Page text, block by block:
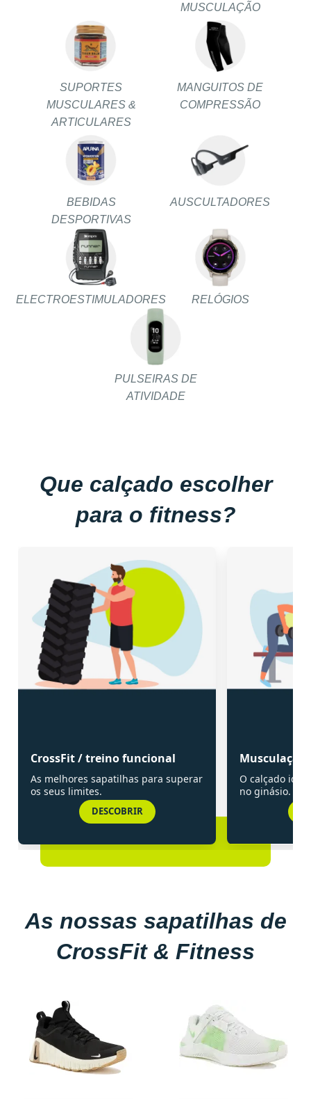
MUSCULAÇÃO
SUPORTES
MUSCULARES &
ARTICULARES
MANGUITOS DE
COMPRESSÃO
BEBIDAS
DESPORTIVAS
AUSCULTADORES
ELECTROESTIMULADORES RELÓGIOS
PULSEIRAS DE
ATIVIDADE
Que calçado escolher
para o fitness?
CrossFit / treino funcional
As melhores sapatilhas para superar
os seus limites.
DESCOBRIR
Musculação
O calçado
no ginásio.
As nossas sapatilhas de
CrossFit & Fitness